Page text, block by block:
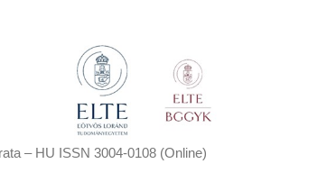
– HU ISSN 3004-0108 (Online)